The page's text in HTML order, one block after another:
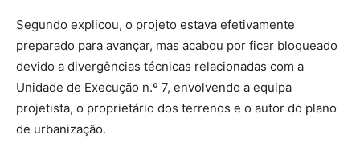
Segundo explicou, o projeto estava efetivamente
preparado para avançar, mas acabou por ficar bloqueado
devido a divergências técnicas relacionadas com a
Unidade de Execução n.º 7, envolvendo a equipa
projetista, o proprietário dos terrenos e o autor do plano
de urbanização.